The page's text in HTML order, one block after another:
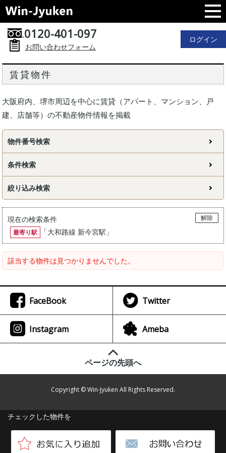
0120-401-097
お問い合わせフォーム
ログイン
賃貸物件
大阪府内、堺市周辺を中心に賃貸（アパート、マンション、戸
建、店舗等）の不動産物件情報を掲載
物件番号検索
条件検索
絞り込み検索
現在の検索条件
解除
最寄り駅
「大和路線 新今宮駅 」
該当する物件は見つかりませんでした。
チェックした物件を
FaceBook Twitter
Instagram Ameba
ページの先頭へ
Copyright © Win-Jyuken All Rights Reserved.